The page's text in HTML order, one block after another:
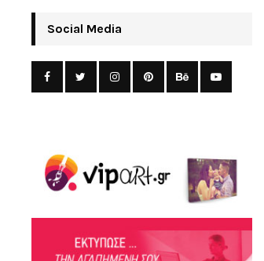
Social Media